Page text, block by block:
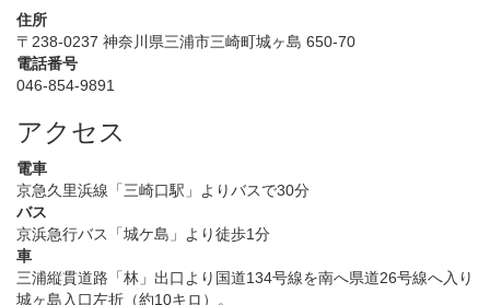
住所
〒238-0237 神奈川県三浦市三崎町城ヶ島 650-70
電話番号
046-854-9891
アクセス
電車
京急久里浜線「三崎口駅」よりバスで30分
バス
京浜急行バス「城ケ島」より徒歩1分
車
三浦縦貫道路「林」出口より国道134号線を南へ県道26号線へ入り
城ヶ島入口左折（約10キロ）。